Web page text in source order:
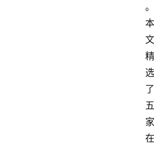
。
本
文
精
选
了
五
家
在